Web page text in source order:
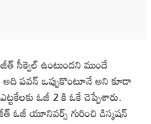
సీక్వెల్ ఉంటుందని ముందే
అది పవన్ ఒప్పుకొంటూనే అని కూడా
ఓజీ 2 కి ఓకే చెప్పేశారు.
ఓజీ యూనివర్స్ గురించి డిస్కషన్